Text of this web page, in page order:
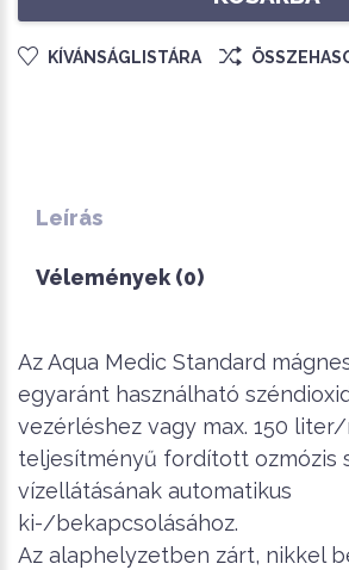
KÍVÁNSÁGLISTÁRA
Leírás
Vélemények (0)
Az Aqua Medic Standard
egyaránt használható
vezérléshez vagy max. 150
teljesítményű fordított ozmózis
vízellátásának automatikus
ki-/bekapcsolásához.
Az alaphelyzetben zárt, nikkel